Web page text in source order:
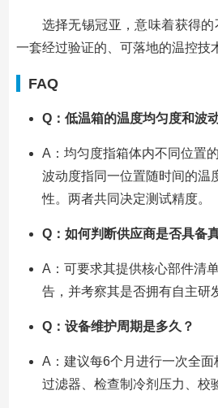
选择无锡冠亚，意味着获得
一套经过验证的、可落地的温控技
FAQ
Q：低温箱的温度均匀度和波
A：均匀度指箱体内不同位置
波动度指同一位置随时间的温
性。两者共同决定测试精度。
Q：如何判断供应商是否具备
A：可要求其提供核心部件清
告，并考察其是否拥有自主研
Q：设备维护周期是多久？
A：建议每6个月进行一次全
过滤器、检查制冷剂压力、校